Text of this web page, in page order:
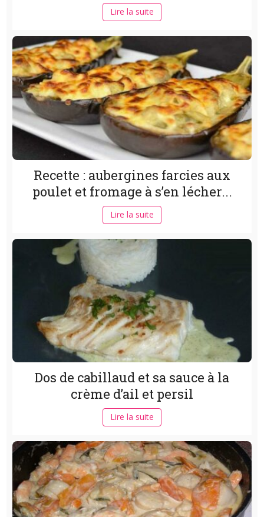
Lire la suite
Recette : aubergines farcies aux
poulet et fromage à s’en lécher...
Lire la suite
Dos de cabillaud et sa sauce à la
crème d’ail et persil
Lire la suite